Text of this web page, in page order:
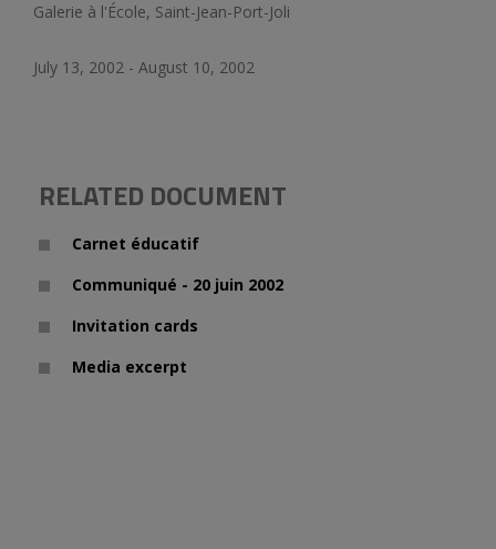
Galerie à l'École, Saint-Jean-Port-Joli
July 13, 2002 - August 10, 2002
RELATED DOCUMENT
Carnet éducatif
Communiqué - 20 juin 2002
Invitation cards
Media excerpt